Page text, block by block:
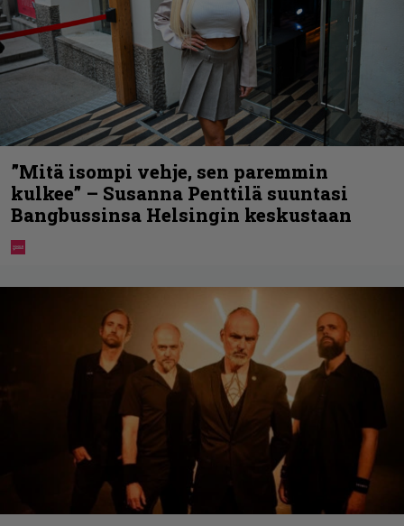
”Mitä isompi vehje, sen paremmin
kulkee” – Susanna Penttilä suuntasi
Bangbussinsa Helsingin keskustaan